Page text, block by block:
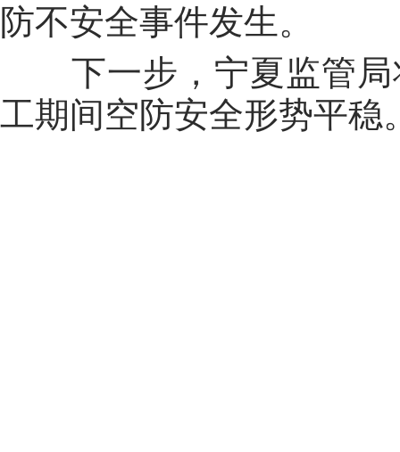
防不安全事件发生。
下一步，宁夏监管
工期间空防安全形势平稳